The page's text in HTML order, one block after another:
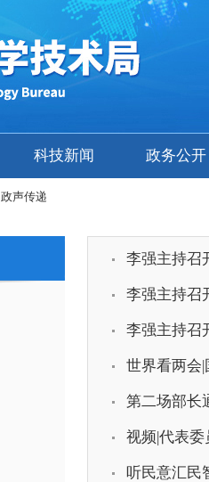
科技新闻 政务公开
政声传递
李强主持召
李强主持召
李强主持召
世界看两会
第二场部长
视频|代表
听民意汇民